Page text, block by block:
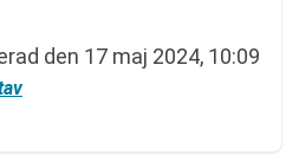
den 17 maj 2024, 10:09